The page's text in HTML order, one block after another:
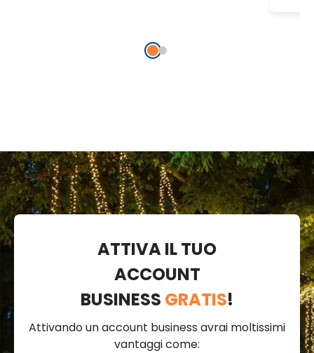
ATTIVA IL TUO
ACCOUNT
BUSINESS GRATIS!
Attivando un account business avrai moltissimi
vantaggi come: